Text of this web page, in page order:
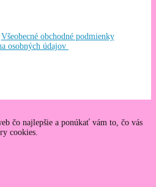
Všeobecné obchodné podmienky
osobných údajov
čo najlepšie a ponúkať vám to, čo vás
cookies.